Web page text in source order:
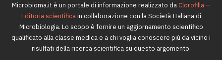
Microbioma.it è un portale di informazione realizzato daClorofilla –
Editoria scientificain collaborazione con la Società Italiana di
Microbiologia. Lo scopo è fornire un aggiornamento scientifico
qualificato alla classe medica e a chi voglia conoscere più da vicino i
risultati della ricerca scientifica su questo argomento.